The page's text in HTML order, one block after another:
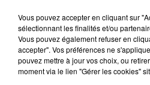
Saint-Aubin-de-Baubigné.
Bioparc de Doué la Fontaine
une naissance d'un rhinocéros
évènement particulièrement
Samedi prochain, à l'occasion
Vous pouvez accepter en cliquant sur
sélectionnant les finalités et/ou
Vous pouvez également refuser en
accepter". Vos préférences ne
pouvez mettre à jour vos choix, ou
moment via le lien "Gérer les cookies"